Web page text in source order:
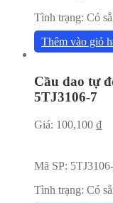
Tình trạng: Có
Thêm vào giỏ
Cầu dao tự
5TJ3106-7
Giá: 100,100 ₫
Mã SP:
Tình trạng: Có